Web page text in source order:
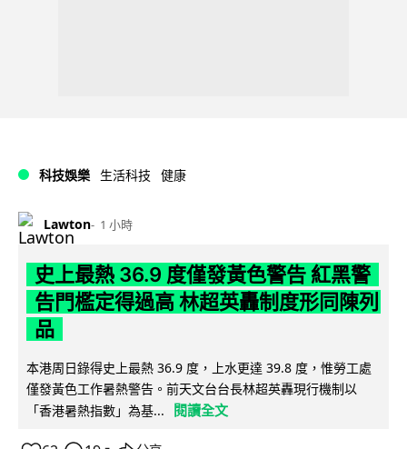
科技娛樂 生活科技 健康
Lawton 1 小時
史上最熱 36.9 度僅發黃色警告 紅黑警
告門檻定得過高 林超英轟制度形同陳列
品
本港周日錄得史上最熱 36.9 度，上水更達 39.8 度，惟勞工處
僅發黃色工作暑熱警告。前天文台台長林超英轟現行機制以
「香港暑熱指數」為基...
閱讀全文